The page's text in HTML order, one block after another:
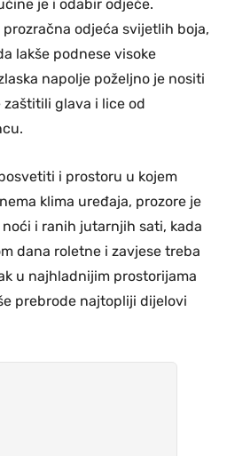
je i odabir odjeće.
odjeća svijetlih boja,
lakše podnese visoke
napolje poželjno je nositi
zaštitili glava i lice od
i prostoru u kojem
klima uređaja, prozore je
i ranih jutarnjih sati, kada
dana roletne i zavjese treba
u najhladnijim prostorijama
prebrode najtopliji dijelovi